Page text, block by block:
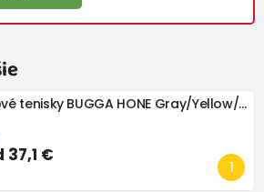
Detské ľahké športové tenisky BUGGA HONE Gray/Yellow/Black
37,1 €